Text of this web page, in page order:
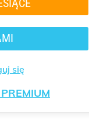
się